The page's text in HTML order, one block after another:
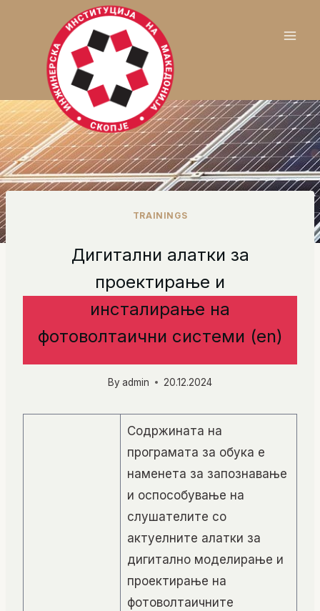
TRAININGS
Дигитални алатки за
проектирање и
инсталирање на
фотоволтаични системи (en)
By admin 20.12.2024
Содржината на
програмата за обука е
наменета за запознавање
и оспособување на
слушателите со
актуелните алатки за
дигитално моделирање и
проектирање на
фотоволтаичните